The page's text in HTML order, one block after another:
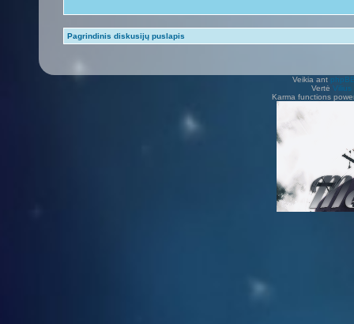
Pagrindinis diskusijų puslapis
Veikia ant
Vertė Vilius
Karma functions